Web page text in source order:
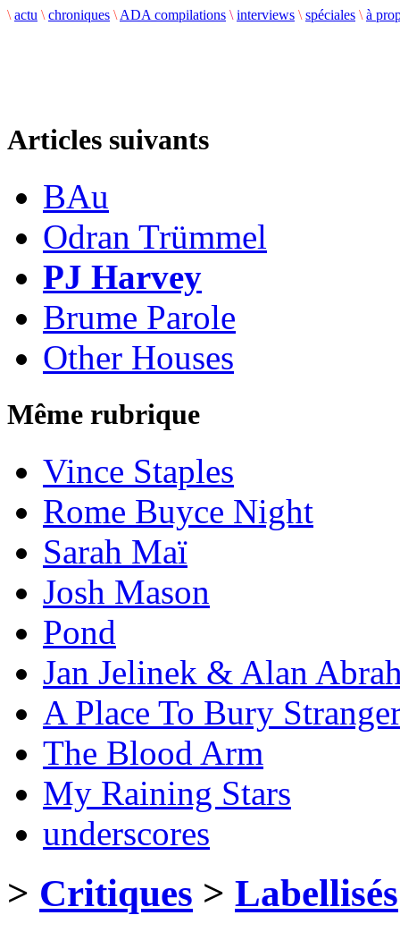
\ actu \ chroniques \ ADA compilations \ interviews \ spéciales \ à
Articles suivants
BAu
Odran Trümmel
PJ Harvey
Brume Parole
Other Houses
Même rubrique
Vince Staples
Rome Buyce Night
Sarah Maï
Josh Mason
Pond
Jan Jelinek & Alan
A Place To Bury
The Blood Arm
My Raining Stars
underscores
> Critiques > Labellisés